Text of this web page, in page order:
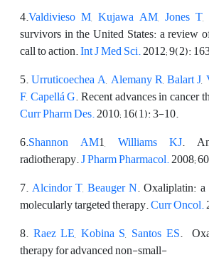
4.Valdivieso M, Kujawa AM, Jones T,
survivors in the United States: a review
call to action.Int J Med Sci.2012; 9(2):
5.Urruticoechea A, Alemany R,Balart J,
F,Capellá G. Recent advances in cancer
Curr Pharm Des.2010; 16(1): 3-10.
6.Shannon AM1, Williams KJ.
radiotherapy.J Pharm Pharmacol.2008;
7.Alcindor T,Beauger N. Oxaliplatin:
molecularly targeted therapy.Curr Oncol.
8. Raez LE, Kobina S, Santos ES.
therapy for advanced non-small-